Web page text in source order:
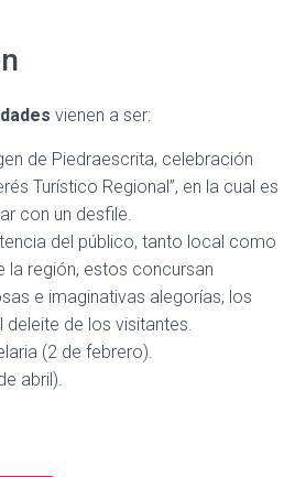
vienen a ser:
de Piedraescrita, celebración
Turístico Regional”, en la cual es
con un desfile.
del público, tanto local como
la región, estos concursan
e imaginativas alegorías, los
deleite de los visitantes.
(2 de febrero).
abril).